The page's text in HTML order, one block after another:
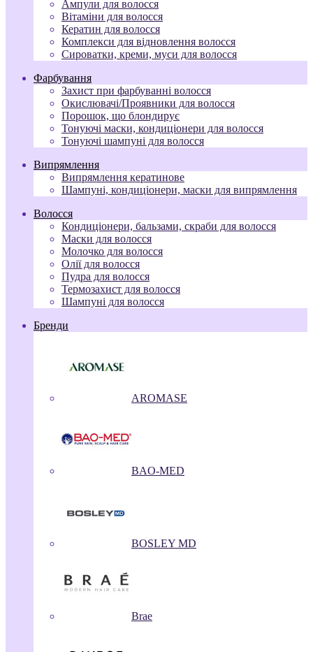
Ампули для волосся
Вітаміни для волосся
Кератин для волосся
Комплекси для відновлення волосся
Сироватки, креми, муси для волосся
Фарбування
Захист при фарбуванні волосся
Окислювачі/Проявники для волосся
Порошок, що блондирує
Тонуючі маски, кондиціонери для волосся
Тонуючі шампуні для волосся
Випрямлення
Випрямлення кератинове
Шампуні, кондиціонери, маски для випрямлення
Волосся
Кондиціонери, бальзами, скраби для волосся
Маски для волосся
Молочко для волосся
Олії для волосся
Пудра для волосся
Термозахист для волосся
Шампуні для волосся
Бренди
AROMASE
BAO-MED
BOSLEY MD
Brae